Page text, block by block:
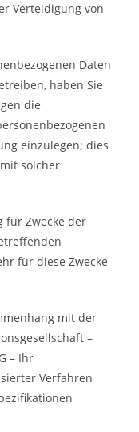
Verteidigung von
Daten
haben Sie
die
einzulegen; dies
solcher
für Zwecke der
für diese Zwecke
mit der
–
– Ihr
Verfahren